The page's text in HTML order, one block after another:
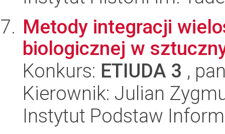
Metody integracji
biologicznej w
Konkurs: ETIUDA 3 ,
Kierownik: Julian
Instytut Podstaw